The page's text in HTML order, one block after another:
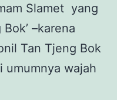
Slamet yang
–karena
Tan Tjeng Bok
wajah